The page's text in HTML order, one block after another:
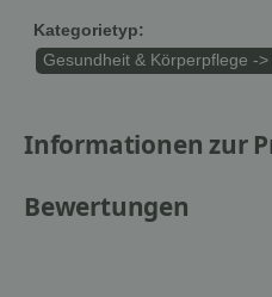
Kategorietyp:
Gesundheit & Körperpflege -
Informationen zur
Bewertungen